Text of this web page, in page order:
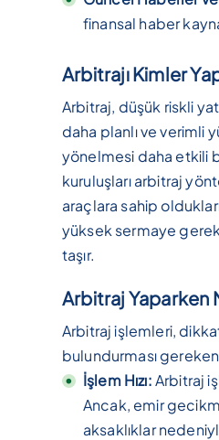
finansal haber
Arbitrajı Kimler
Arbitraj, düşük riskli
daha planlı ve verimli
yönelmesi daha etkili
kuruluşları arbitraj
araçlara sahip
yüksek sermaye
taşır.
Arbitraj Yaparken
Arbitraj işlemleri,
bulundurması
İşlem Hızı:Arbitraj
Ancak, emir
aksaklıklar